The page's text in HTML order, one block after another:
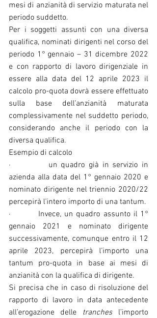
mesi di anzianità di servizio maturata nel
periodo suddetto.
Per i soggetti assunti con una diversa
qualifica, nominati dirigenti nel corso del
periodo 1° gennaio – 31 dicembre 2022
e con rapporto di lavoro dirigenziale in
essere alla data del 12 aprile 2023 il
calcolo pro-quota dovrà essere effettuato
sulla base dell’anzianità maturata
complessivamente nel suddetto periodo,
considerando anche il periodo con la
diversa qualifica.
Esempio di calcolo
·          un quadro già in servizio in
azienda alla data del 1° gennaio 2020 e
nominato dirigente nel triennio 2020/22
percepirà l’intero importo di una tantum.
·         Invece, un quadro assunto il 1°
gennaio 2021 e nominato dirigente
successivamente, comunque entro il 12
aprile 2023, percepirà l’importo una
tantum pro-quota in base ai mesi di
anzianità con la qualifica di dirigente.
Si precisa che in caso di risoluzione del
rapporto di lavoro in data antecedente
all’erogazione delle tranches l’importo